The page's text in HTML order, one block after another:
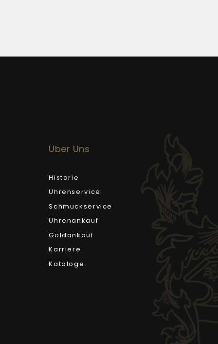
Über Uns
Historie
Uhrenservice
Schmuckservice
Uhrenankauf
Goldankauf
Karriere
Kataloge